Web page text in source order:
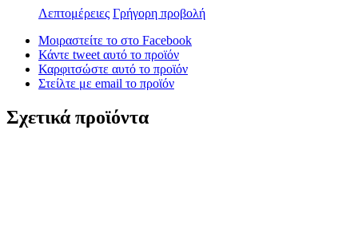
Λεπτομέρειες Γρήγορη προβολή
Μοιραστείτε το στο Facebook
Κάντε tweet αυτό το προϊόν
Καρφιτσώστε αυτό το προϊόν
Στείλτε με email το προϊόν
Σχετικά προϊόντα